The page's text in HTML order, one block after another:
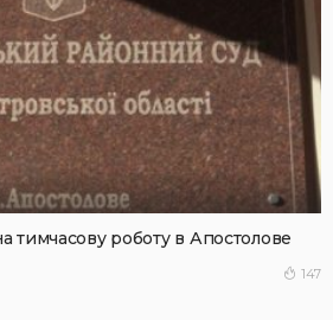
тимчасову роботу в Апостолове
147